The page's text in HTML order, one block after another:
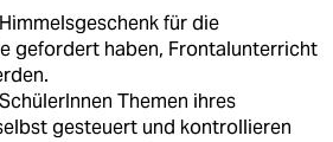
für die
gefordert haben, Frontalunterricht
Themen ihres
gesteuert und kontrollieren